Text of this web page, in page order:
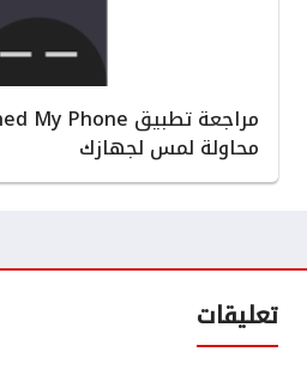
محاولة لمس لجهازك
تعليقات